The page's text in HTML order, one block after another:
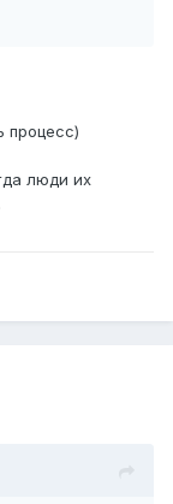
процесс)
люди их